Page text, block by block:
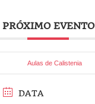
PRÓXIMO EVENTO
Aulas de Calistenia
DATA